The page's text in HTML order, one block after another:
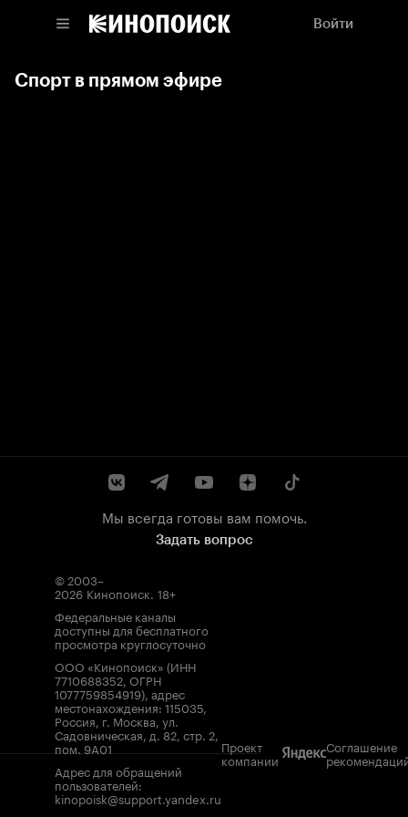
Войти
Спорт в прямом эфире
Мы всегда готовы вам помочь.
Задать вопрос
© 2003–
2026 Кинопоиск. 18+
Федеральные каналы
доступны для бесплатного
просмотра круглосуточно
ООО «Кинопоиск» (ИНН
7710688352, ОГРН
1077759854919), адрес
местонахождения: 115035,
Россия, г. Москва, ул.
Садовническая, д. 82, стр. 2,
пом. 9А01
Адрес для обращений
пользователей:
kinopoisk@support.yandex.ru
Проект
компании
Соглашение